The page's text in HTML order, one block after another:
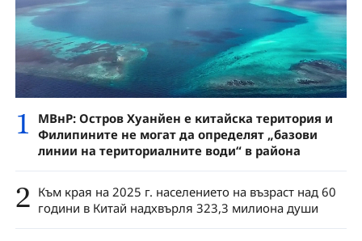
1
МВнР: Остров Хуанйен е китайска територия и
Филипините не могат да определят „базови
линии на териториалните води“ в района
2 Към края на 2025 г. населението на възраст над 60
години в Китай надхвърля 323,3 милиона души